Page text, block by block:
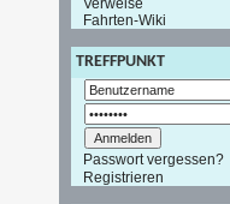
Fahrten-Wiki
TREFFPUNKT
Passwort vergessen?
Registrieren